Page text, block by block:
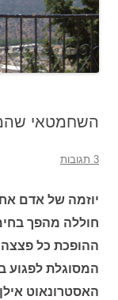
השחמטאי
3 תגובות
יוזמה של אדם
חוללה מהפך
ההופכת כל
המסוגלת לפגוע
האסטרונאוט אילן